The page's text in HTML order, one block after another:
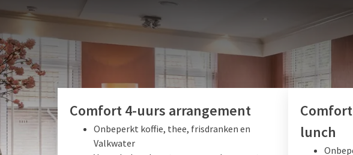
Comfort 4-uurs arrangement
Onbeperkt koffie, thee, frisdranken en
Valkwater
lunch